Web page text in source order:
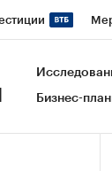
рейтинги
Бизнес-